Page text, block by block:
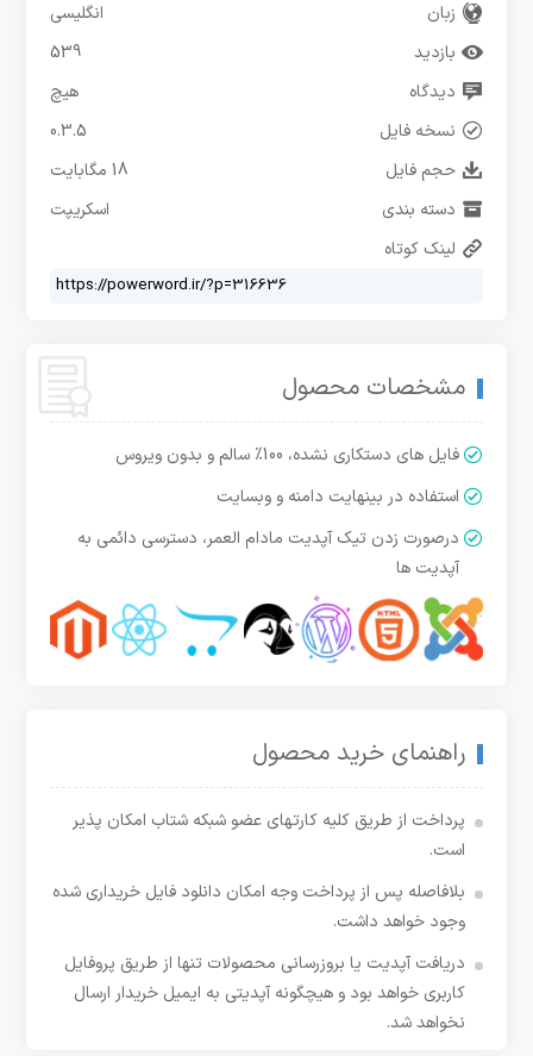
زبان
انگلیسی
بازدید
539
دیدگاه
هیچ
نسخه فایل
0.3.5
حجم فایل
18 مگابایت
دسته بندی
اسکریپت
لینک کوتاه
مشخصات محصول
فایل های دستکاری نشده، 100% سالم و بدون ویروس
استفاده در بینهایت دامنه و وبسایت
درصورت زدن تیک آپدیت مادام العمر، دسترسی دائمی به
آپدیت ها
راهنمای خرید محصول
پرداخت از طریق کلیه کارتهای عضو شبکه شتاب امکان پذیر
است.
بلافاصله پس از پرداخت وجه امکان دانلود فایل خریداری شده
وجود خواهد داشت.
دریافت آپدیت یا بروزرسانی محصولات تنها از طریق پروفایل
کاربری خواهد بود و هیچگونه آپدیتی به ایمیل خریدار ارسال
نخواهد شد.